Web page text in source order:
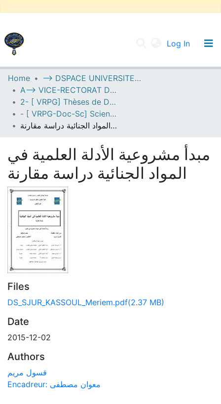
Log In
UNIVERSITY OF D.L SIDI BEL ABBES
Communities & Collections
All of DSpace
Statistics
Home
--> DSPACE UNIVERSITE DJILALLI LIABES DE SIDI BEL ABBES
A--> VICE-RECTORAT DE LA POST-GRADUATION
2- [ VRPG] Thèses de Doctorat en Sciences
- [ VRPG-Doc-Sc] Sciences juridiques --- علوم قانونية
مبدأ مشروعية الأدلة العلمية في المواد الجنائية دراسة مقارنة
مبدأ مشروعية الأدلة العلمية في
المواد الجنائية دراسة مقارنة
Files
DS_SJUR_KASSOUL_Meriem.pdf(2.37 MB)
Date
2015-12-02
Authors
قسول مريم
Encadreur: معوان مصطفى